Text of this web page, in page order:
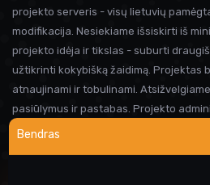
Bendras
projekto serveris - visų lietuvių
modifikacija. Nesiekiame išsiskirti iš
projekto idėja ir tikslas - suburti
užtikrinti kokybišką žaidimą. Projektas
atnaujinami ir tobulinami.
pasiūlymus ir pastabas. Projekto
visada linkusi padėti prireikus